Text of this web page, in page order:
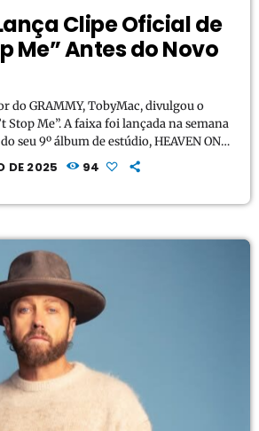
Clipe Oficial de
Me” Antes do Novo
do GRAMMY, TobyMac, divulgou o
Stop Me”. A faixa foi lançada na semana
seu 9º álbum de estúdio, HEAVEN ON
em 7 de março. Falando sobre a
canção, TobyMac revelou: “Ela foi
DE 2025 94